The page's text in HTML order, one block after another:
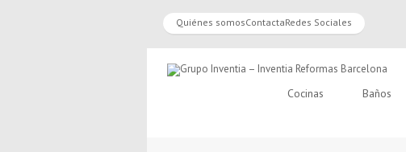
Quiénes somosContactaRedes Sociales
Cocinas Baños